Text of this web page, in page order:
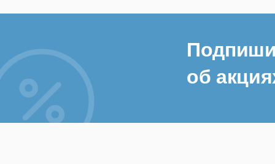
об